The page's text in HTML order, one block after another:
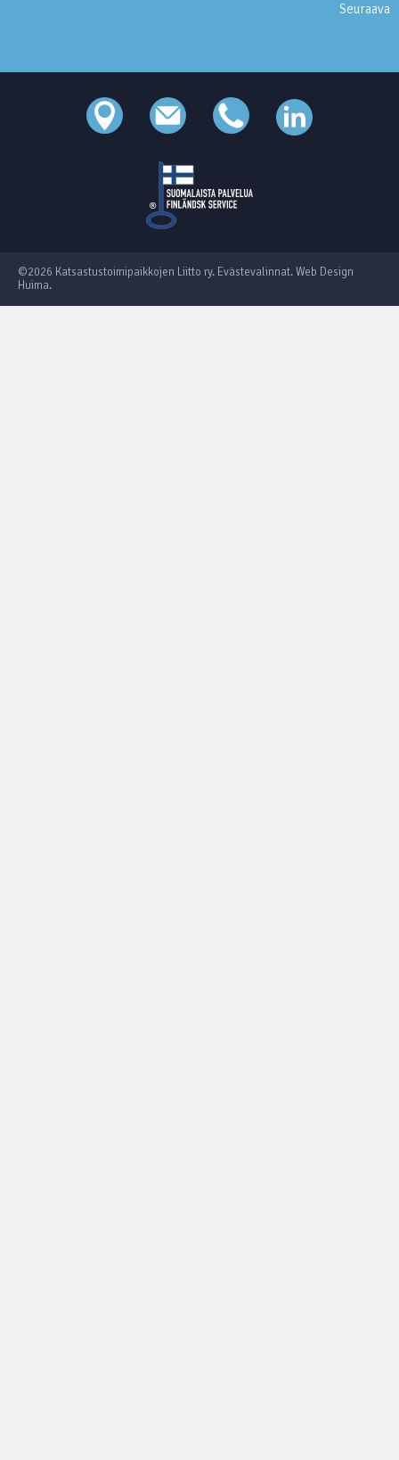
Seuraava
©2026 Katsastustoimipaikkojen Liitto ry. Evästevalinnat.Web Design
Huima.